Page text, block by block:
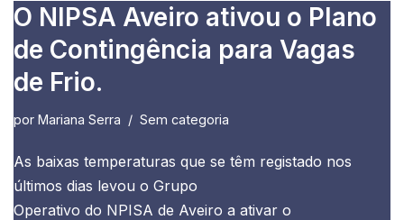
O NIPSA Aveiro ativou o Plano
de Contingência para Vagas
de Frio.
por Mariana Serra Sem categoria
As baixas temperaturas que se têm registado nos
últimos dias levou o Grupo
Operativo do NPISA de Aveiro a ativar o